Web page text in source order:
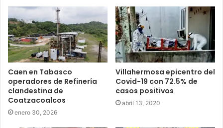
Caen en Tabasco
operadores de Refinería
clandestina de
Coatzacoalcos
enero 30, 2026
Villahermosa epicentro del
Covid-19 con 72.5% de
casos positivos
abril 13, 2020